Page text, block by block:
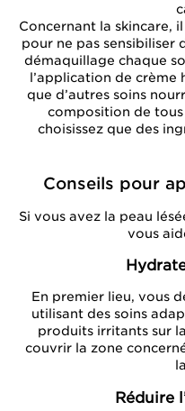
Concernant la skincare,
pour ne pas sensibiliser
démaquillage chaque
l’application de crème
que d’autres soins
composition de
choisissez que des
Conseils pour
Si vous avez la peau
vous
En premier lieu, vous
utilisant des soins
produits irritants sur
couvrir la zone
Réduire